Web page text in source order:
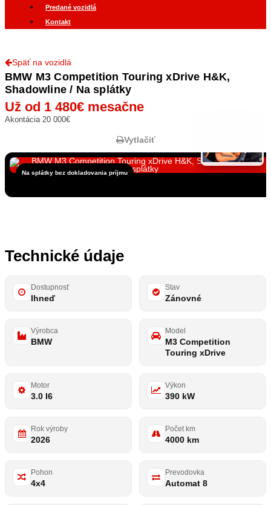
Predané vozidlá
Kontakt
Späť na vozidlá
BMW M3 Competition Touring xDrive H&K,
Shadowline / Na splátky
Už od 1 480€ mesačne
Akontácia 20 000€
Vytlačiť
Na splátky bez dokladovania príjmu
Technické údaje
Dostupnosť
Ihneď
Stav
Zánovné
Výrobca
BMW
Model
M3 Competition
Touring xDrive
Motor
3.0 I6
Výkon
390 kW
Rok výroby
2026
Počet km
4000 km
Pohon
4x4
Prevodovka
Automat 8